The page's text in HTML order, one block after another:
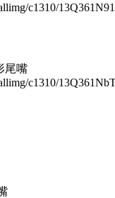
c1310/
尾嘴
c1310/